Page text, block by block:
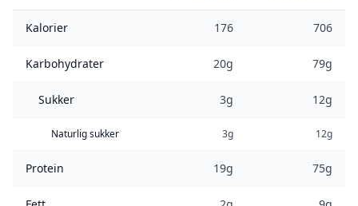
Kalorier 176 706
Karbohydrater 20g 79g
Sukker 3g 12g
Naturlig sukker 3g 12g
Protein 19g 75g